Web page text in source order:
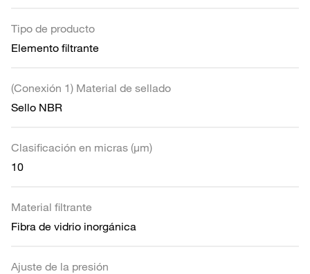
Tipo de producto
Elemento filtrante
(Conexión 1) Material de sellado
Sello NBR
Clasificación en micras (µm)
10
Material filtrante
Fibra de vidrio inorgánica
Ajuste de la presión